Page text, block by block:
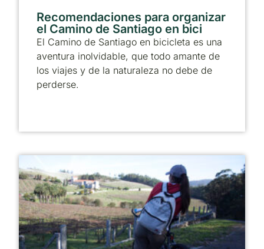
Recomendaciones para organizar
el Camino de Santiago en bici
El Camino de Santiago en bicicleta es una
aventura inolvidable, que todo amante de
los viajes y de la naturaleza no debe de
perderse.